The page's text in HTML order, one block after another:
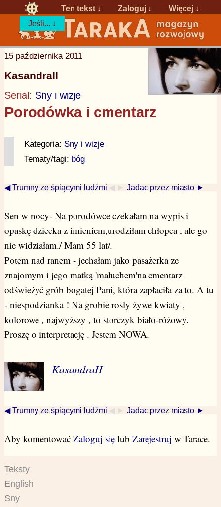
Ten tekst ↓ Zaloguj ↓
Więcej ↓
Jeśli... ↓
15 października 2011
KasandraII
Serial: Sny i wizje
Porodówka i cmentarz
Kategoria: Sny i wizje
Tematy/tagi: bóg
◀ Trumny ze śpiącymi ludźmi ◀ ► Jadac przez miasto ►
Sen w nocy- Na porodówce czekałam na wypis i
opaskę dziecka z imieniem,urodziłam chłopca , ale go
nie widziałam./ Mam 55 lat/.
Potem nad ranem - jechałam jako pasażerka ze
znajomym i jego matką 'maluchem'na cmentarz
odświeżyć grób bogatej Pani, która zapłaciła za to. A tu
- niespodzianka ! Na grobie rosły żywe kwiaty ,
kolorowe , najwyższy , to storczyk biało-różowy.
Proszę o interpretację . Jestem NOWA.
KasandraII
◀ Trumny ze śpiącymi ludźmi ◀ ► Jadac przez miasto ►
Aby komentować Zaloguj sięlub Zarejestruj w Tarace.
Teksty
English
Sny